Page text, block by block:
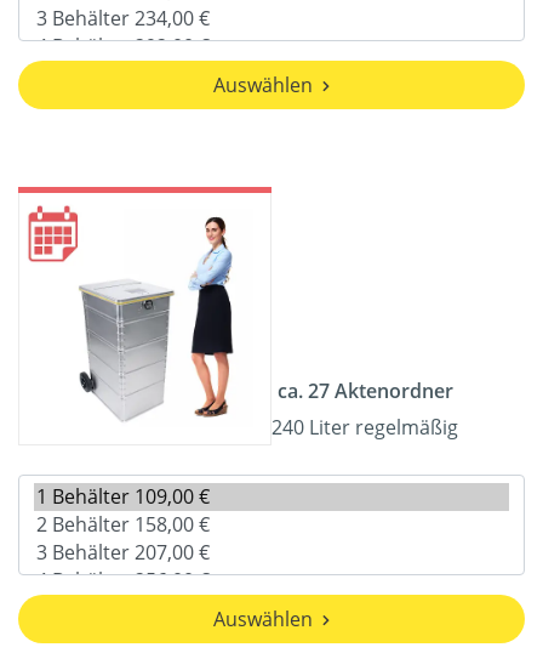
Auswählen
ca. 27 Aktenordner
240 Liter regelmäßig
Auswählen